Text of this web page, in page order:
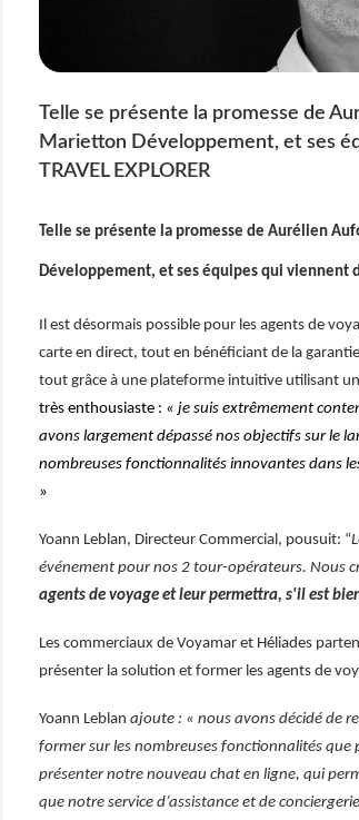
Telle se présente la promesse de
Marietton Développement, et ses
TRAVEL EXPLORER
Telle se présente la promesse de Aurélien
Développement, et ses équipes qui viennent de
Il est désormais possible pour les agents de
carte en direct, tout en bénéficiant de la
tout grâce à une plateforme intuitive utilisant
très enthousiaste : « je suis extrêmement
avons largement dépassé nos objectifs sur le
nombreuses fonctionnalités innovantes dans
»
Yoann Leblan, Directeur Commercial, pousuit: “
événement pour nos 2 tour-opérateurs. Nous
agents de voyage et leur permettra, s'il est
Les commerciaux de Voyamar et Héliades
présenter la solution et former les agents de
Yoann Leblan ajoute : « nous avons décidé de
former sur les nombreuses fonctionnalités que
présenter notre nouveau chat en ligne, qui
que notre service d’assistance et de